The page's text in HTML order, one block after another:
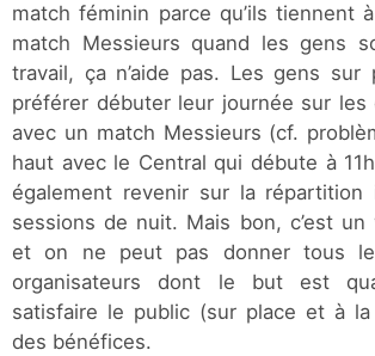
match féminin parce qu’ils tiennent
match Messieurs quand les gens
travail, ça n’aide pas. Les gens sur
préférer débuter leur journée sur les
avec un match Messieurs (cf.
haut avec le Central qui débute à
également revenir sur la répartition
sessions de nuit. Mais bon, c’est un
et on ne peut pas donner tous
organisateurs dont le but est
satisfaire le public (sur place et à
des bénéfices.